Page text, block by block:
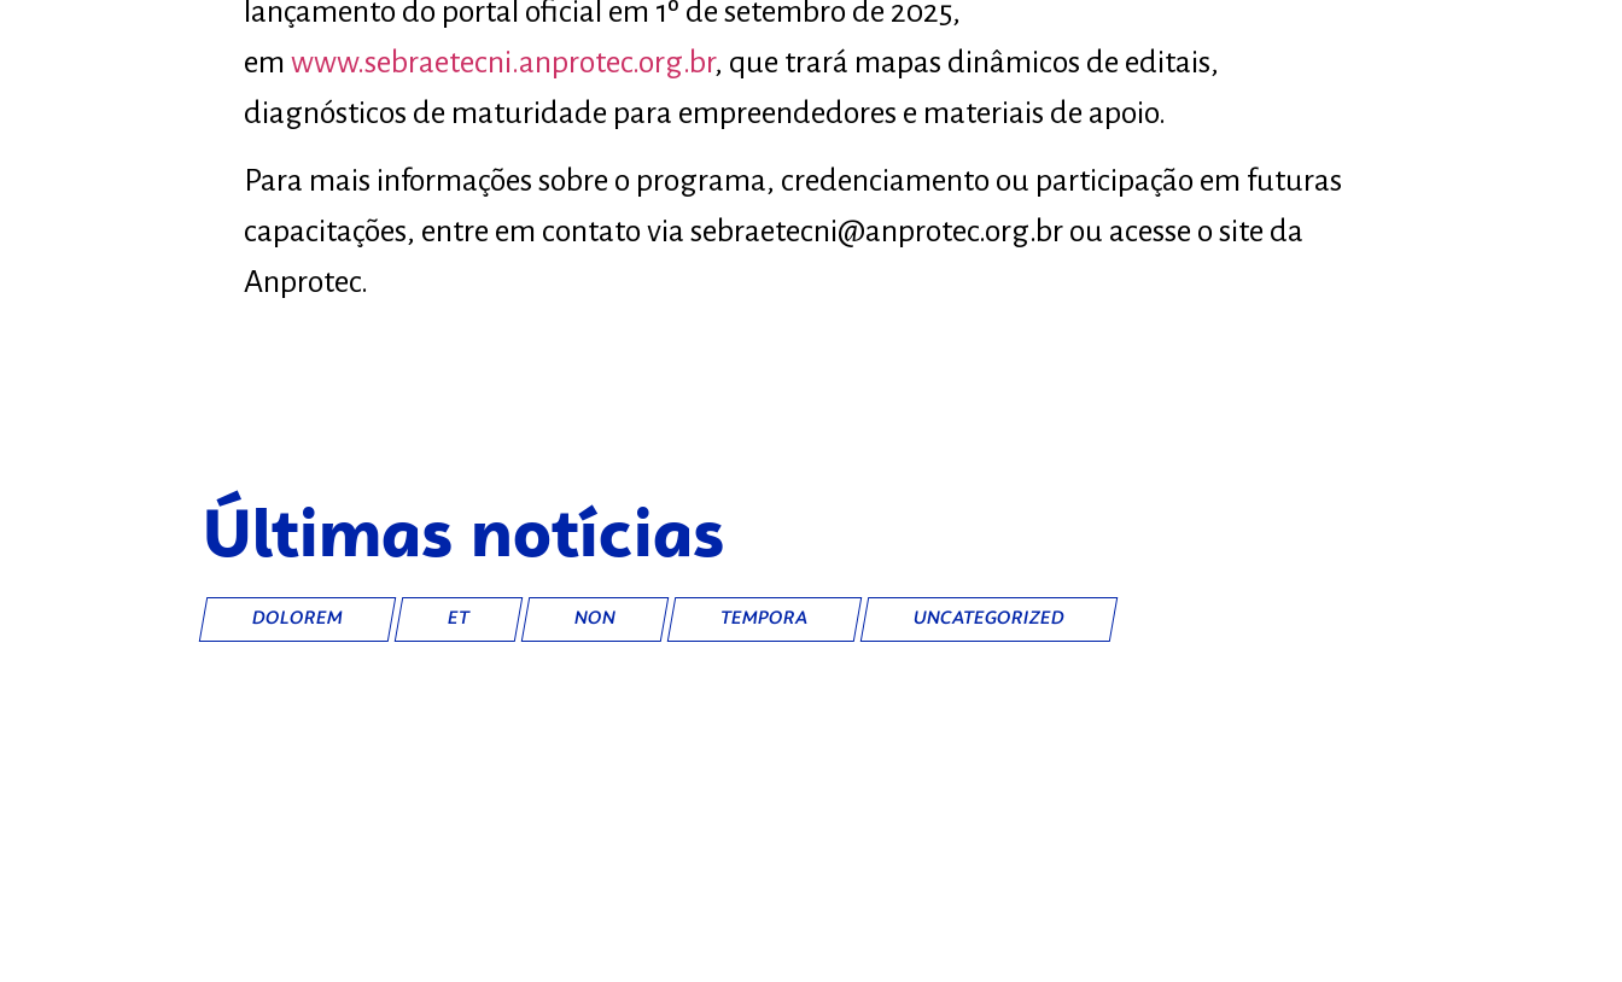
lançamento do portal oficial em 1º de setembro de 2025,
em www.sebraetecni.anprotec.org.br, que trará mapas dinâmicos de editais,
diagnósticos de maturidade para empreendedores e materiais de apoio.
Para mais informações sobre o programa, credenciamento ou participação em futuras
capacitações, entre em contato via sebraetecni@anprotec.org.br ou acesse o site da
Anprotec.
Últimas notícias
DOLOREM ET NON TEMPORA UNCATEGORIZED